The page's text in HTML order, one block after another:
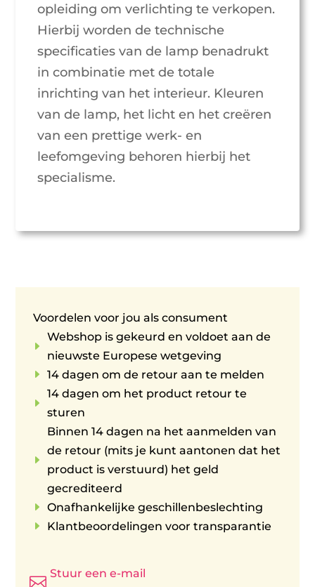
opleiding om verlichting te verkopen.
Hierbij worden de technische
specificaties van de lamp benadrukt
in combinatie met de totale
inrichting van het interieur. Kleuren
van de lamp, het licht en het creëren
van een prettige werk- en
leefomgeving behoren hierbij het
specialisme.
Voordelen voor jou als consument
E
Webshop is gekeurd en voldoet aan de
nieuwste Europese wetgeving
E 14 dagen om de retour aan te melden
E
14 dagen om het product retour te
sturen
E
Binnen 14 dagen na het aanmelden van
de retour (mits je kunt aantonen dat het
product is verstuurd) het geld
gecrediteerd
E Onafhankelijke geschillenbeslechting
E Klantbeoordelingen voor transparantie

Stuur een e-mail